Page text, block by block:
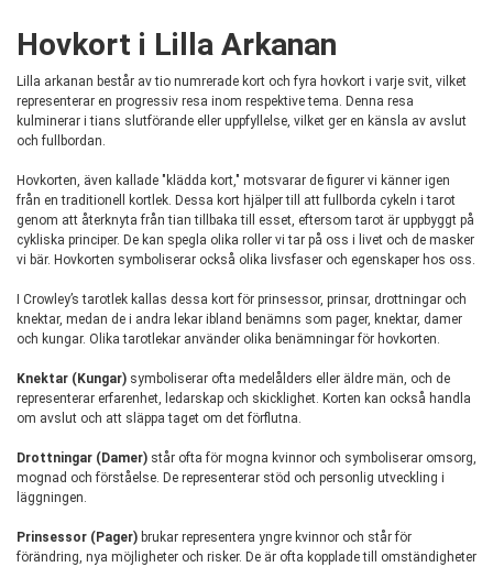
Hovkort i Lilla Arkanan
Lilla arkanan består av tio numrerade kort och fyra hovkort i varje svit, vilket
representerar en progressiv resa inom respektive tema. Denna resa
kulminerar i tians slutförande eller uppfyllelse, vilket ger en känsla av avslut
och fullbordan.
Hovkorten, även kallade "klädda kort," motsvarar de figurer vi känner igen
från en traditionell kortlek. Dessa kort hjälper till att fullborda cykeln i tarot
genom att återknyta från tian tillbaka till esset, eftersom tarot är uppbyggt på
cykliska principer. De kan spegla olika roller vi tar på oss i livet och de masker
vi bär. Hovkorten symboliserar också olika livsfaser och egenskaper hos oss.
I Crowley’s tarotlek kallas dessa kort för prinsessor, prinsar, drottningar och
knektar, medan de i andra lekar ibland benämns som pager, knektar, damer
och kungar. Olika tarotlekar använder olika benämningar för hovkorten.
Knektar (Kungar) symboliserar ofta medelålders eller äldre män, och de
representerar erfarenhet, ledarskap och skicklighet. Korten kan också handla
om avslut och att släppa taget om det förflutna.
Drottningar (Damer) står ofta för mogna kvinnor och symboliserar omsorg,
mognad och förståelse. De representerar stöd och personlig utveckling i
läggningen.
Prinsessor (Pager) brukar representera yngre kvinnor och står för
förändring, nya möjligheter och risker. De är ofta kopplade till omständigheter